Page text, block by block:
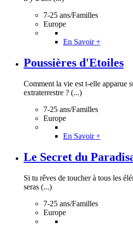
7-25 ans/Familles
Europe
En Savoir +
Poussières d'Etoiles
Comment la vie est t-elle apparue
extraterrestre ? (...)
7-25 ans/Familles
Europe
En Savoir +
Le Secret du
Si tu rêves de toucher à tous les
seras (...)
7-25 ans/Familles
Europe